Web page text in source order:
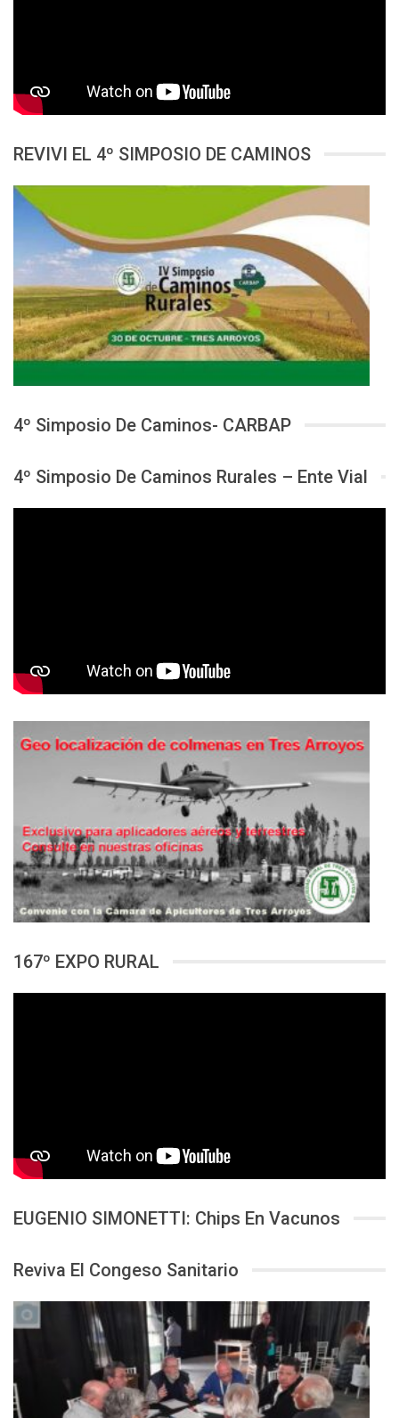
REVIVI EL 4º SIMPOSIO DE CAMINOS
4º Simposio De Caminos- CARBAP
4º Simposio De Caminos Rurales – Ente Vial
167º EXPO RURAL
EUGENIO SIMONETTI: Chips En Vacunos
Reviva El Congeso Sanitario